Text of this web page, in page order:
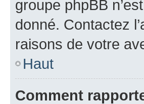
groupe phpBB
donné. Contactez
raisons de votre
Haut
Comment